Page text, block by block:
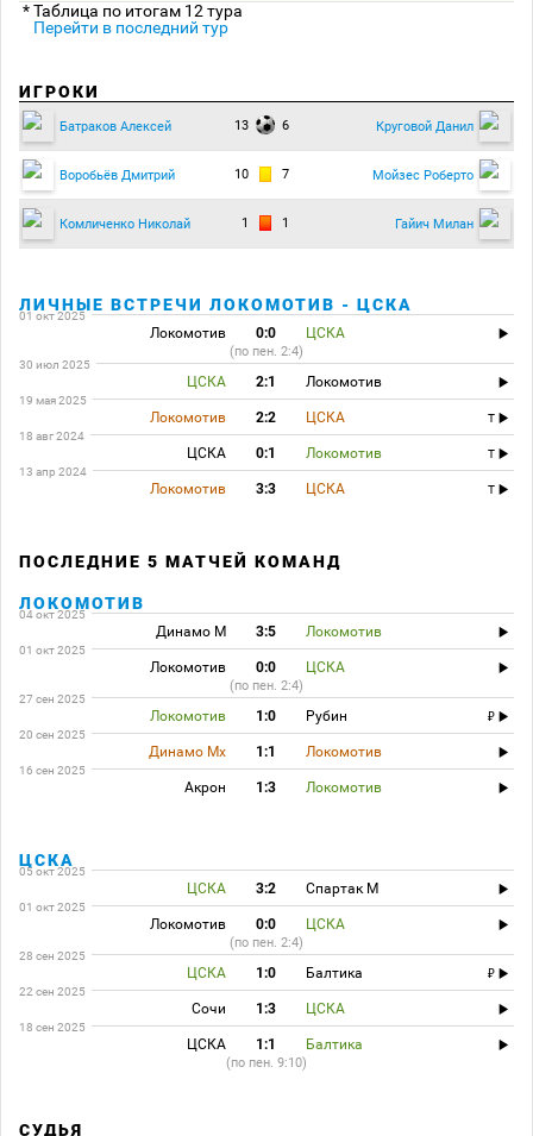
* Таблица по итогам 12 тура
Перейти в последний тур
ИГРОКИ
Батраков Алексей 13 6 Круговой Данил
Воробьёв Дмитрий 10 7 Мойзес Роберто
Комличенко Николай 1 1 Гайич Милан
ЛИЧНЫЕ ВСТРЕЧИ ЛОКОМОТИВ - ЦСКА
01 окт 2025
Локомотив 0:0 ЦСКА
(по пен. 2:4)
30 июл 2025
ЦСКА 2:1 Локомотив
19 мая 2025
Локомотив 2:2 ЦСКА
T
18 авг 2024
ЦСКА 0:1 Локомотив
T
13 апр 2024
Локомотив 3:3 ЦСКА T
ПОСЛЕДНИЕ 5 МАТЧЕЙ КОМАНД
ЛОКОМОТИВ
04 окт 2025
Динамо М 3:5 Локомотив
01 окт 2025
Локомотив 0:0 ЦСКА
(по пен. 2:4)
27 сен 2025
Локомотив 1:0 Рубин
20 сен 2025
Динамо Мх 1:1 Локомотив
16 сен 2025
Акрон 1:3 Локомотив
ЦСКА
05 окт 2025
ЦСКА 3:2 Спартак М
01 окт 2025
Локомотив 0:0 ЦСКА
(по пен. 2:4)
28 сен 2025
ЦСКА 1:0 Балтика
22 сен 2025
Сочи 1:3 ЦСКА
18 сен 2025
ЦСКА 1:1 Балтика
(по пен. 9:10)
СУДЬЯ